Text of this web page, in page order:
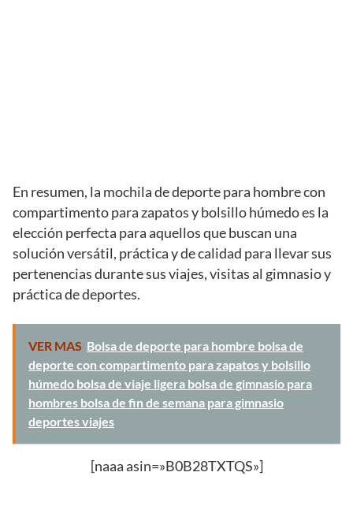
En resumen, la mochila de deporte para hombre con
compartimento para zapatos y bolsillo húmedo es la
elección perfecta para aquellos que buscan una
solución versátil, práctica y de calidad para llevar sus
pertenencias durante sus viajes, visitas al gimnasio y
práctica de deportes.
VER MAS Bolsa de deporte para hombre bolsa de
deporte con compartimento para zapatos y bolsillo
húmedo bolsa de viaje ligera bolsa de gimnasio para
hombres bolsa de fin de semana para gimnasio
deportes viajes
[naaa asin=»B0B28TXTQS»]